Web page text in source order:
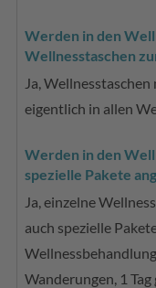
Werden in den
Wellnesstaschen
Ja,
eigentlich in allen
Werden in den
spezielle Pakete
Ja, einzelne
auch spezielle
Wanderungen, 1